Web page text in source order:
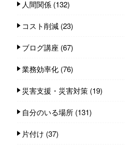
人間関係 (132)
コスト削減 (23)
ブログ講座 (67)
業務効率化 (76)
災害支援・災害対策 (19)
自分のいる場所 (131)
片付け (37)